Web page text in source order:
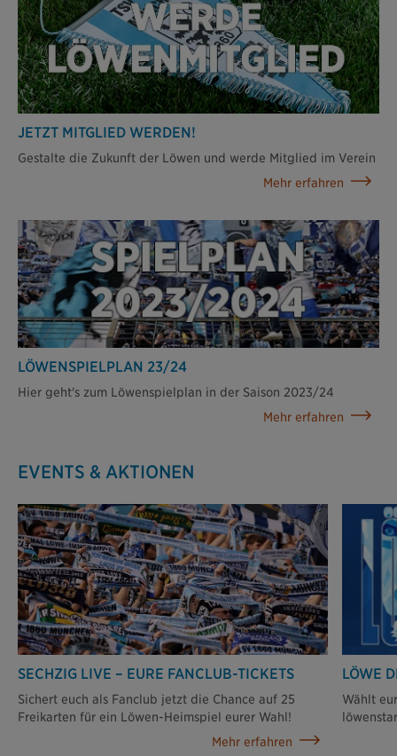
JETZT MITGLIED WERDEN!
Gestalte die Zukunft der Löwen und werde Mitglied im Verein
Mehr erfahren
LÖWENSPIELPLAN 23/24
Hier geht's zum Löwenspielplan in der Saison 2023/24
Mehr erfahren
EVENTS & AKTIONEN
SECHZIG LIVE – EURE FANCLUB-TICKETS
Sichert euch als Fanclub jetzt die Chance auf 25
Freikarten für ein Löwen-Heimspiel eurer Wahl!
Mehr erfahren
LÖWE
Wählt